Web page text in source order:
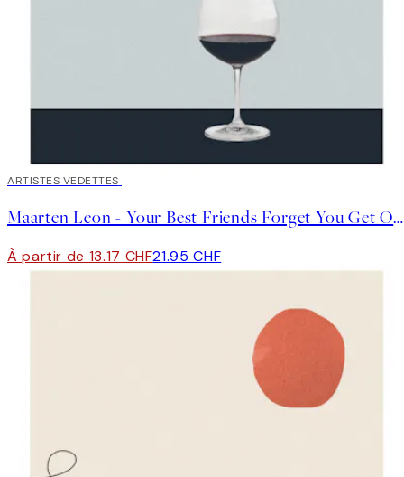
40%*
ARTISTES VEDETTES
Maarten Leon - Your Best Friends Forget You Get Old Affiche
À partir de 13.17 CHF21.95 CHF